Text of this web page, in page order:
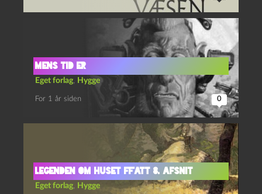
Mens tid er
Eget forlag Hygge
For 1 år siden 0
Legenden om huset Ff’att 8. afsnit
Eget forlag Hygge